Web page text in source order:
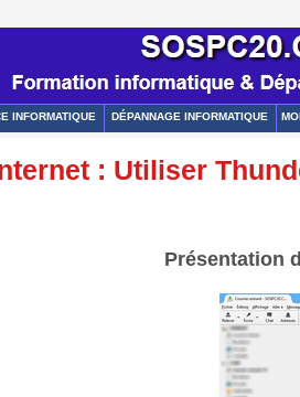
INFORMATIQUE DÉPANNAGE INFORMATIQUE
: Utiliser
Présentation